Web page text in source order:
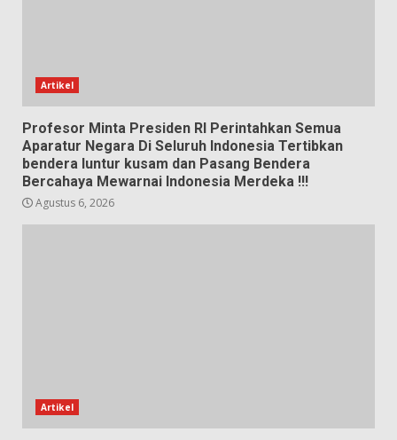
Artikel
Profesor Minta Presiden RI Perintahkan Semua
Aparatur Negara Di Seluruh Indonesia Tertibkan
bendera luntur kusam dan Pasang Bendera
Bercahaya Mewarnai Indonesia Merdeka !!!
Agustus 6, 2026
Artikel